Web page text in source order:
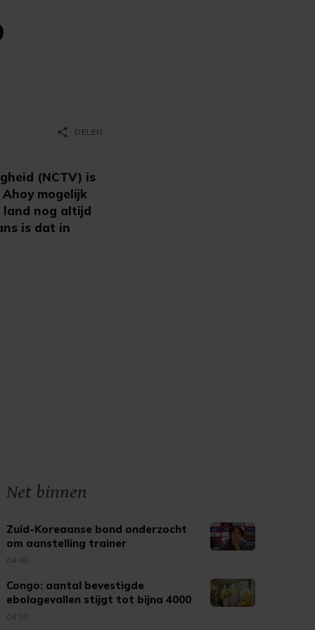
(NCTV) is
mogelijk
land nog altijd
is dat in
share DELEN
Net binnen
Zuid-Koreaanse bond onderzocht
om aanstelling trainer
04:46
Congo: aantal bevestigde
ebolagevallen stijgt tot bijna 4000
04:30